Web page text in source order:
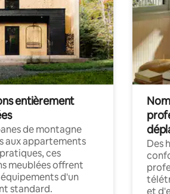
entièrement
de montagne
aux appartements
ces
meublées offrent
d'un
standard.
Des
et